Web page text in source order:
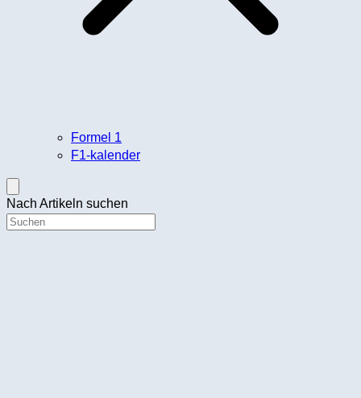
Formel 1
F1-kalender
Nach Artikeln suchen